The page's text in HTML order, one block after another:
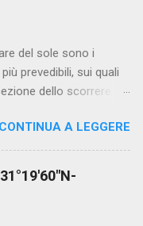
del sole sono i
prevedibili, sui quali
dello scorrere dei
e la sua
diventare
magico luogo è il
Apuane. La cresta della
CONTINUA A LEGGERE